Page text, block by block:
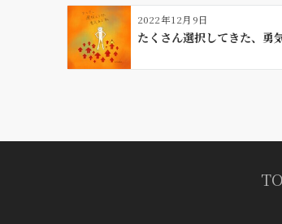
2022年12月9日
たくさん選択してきた、勇